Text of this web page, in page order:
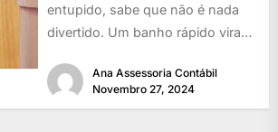
entupido, sabe que não é nada
divertido. Um banho rápido vira
Ana Assessoria Contábil
Novembro 27, 2024